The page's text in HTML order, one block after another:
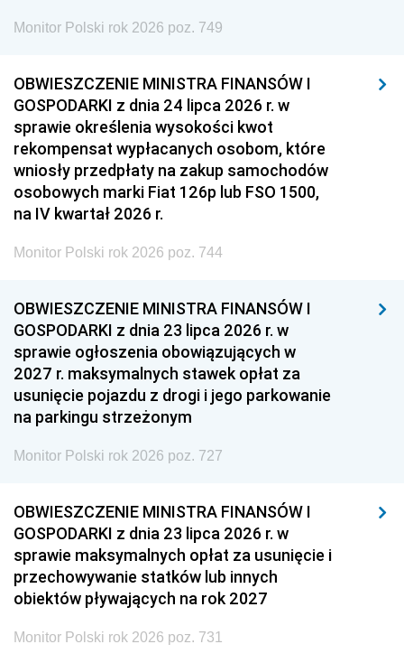
Monitor Polski rok 2026 poz. 749
OBWIESZCZENIE MINISTRA FINANSÓW I
GOSPODARKI z dnia 24 lipca 2026 r. w
sprawie określenia wysokości kwot
rekompensat wypłacanych osobom, które
wniosły przedpłaty na zakup samochodów
osobowych marki Fiat 126p lub FSO 1500,
na IV kwartał 2026 r.
Monitor Polski rok 2026 poz. 744
OBWIESZCZENIE MINISTRA FINANSÓW I
GOSPODARKI z dnia 23 lipca 2026 r. w
sprawie ogłoszenia obowiązujących w
2027 r. maksymalnych stawek opłat za
usunięcie pojazdu z drogi i jego parkowanie
na parkingu strzeżonym
Monitor Polski rok 2026 poz. 727
OBWIESZCZENIE MINISTRA FINANSÓW I
GOSPODARKI z dnia 23 lipca 2026 r. w
sprawie maksymalnych opłat za usunięcie i
przechowywanie statków lub innych
obiektów pływających na rok 2027
Monitor Polski rok 2026 poz. 731